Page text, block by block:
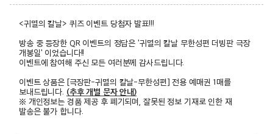
<귀멸의 칼날> 퀴즈 이벤트 당첨자 발표!!!
방송 중 등장한 QR 이벤트의 정답은 '귀멸의 칼날 무한성편 더빙판 극장
개봉일' 이었습니다!!
이벤트에 참여해 주신 모든 여러분께 감사드립니다.
이벤트 상품은 [극장판-귀멸의 칼날-무한성편] 전용 예매권 1매를
보내드립니다. (추후 개별 문자 안내)
※ 개인정보는 경품 제공 후 폐기되며, 잘못된 정보 기재로 인한 재
발송은 불가 합니다.